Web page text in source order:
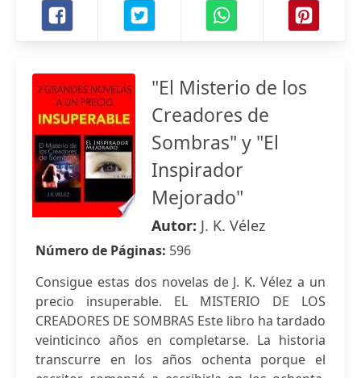
"El Misterio de los
Creadores de
Sombras" y "El
Inspirador
Mejorado"
Autor: J. K. Vélez
Número de Páginas: 596
Consigue estas dos novelas de J. K. Vélez a un
precio insuperable. EL MISTERIO DE LOS
CREADORES DE SOMBRAS Este libro ha tardado
veinticinco años en completarse. La historia
transcurre en los años ochenta porque el